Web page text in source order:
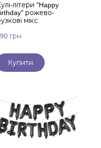
літери "Happy
рожево-
мікс
грн
Купити